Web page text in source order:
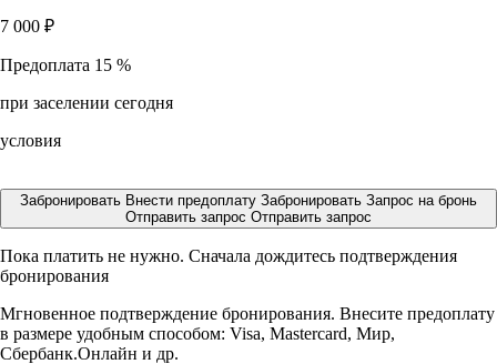
7 000 ₽
Предоплата 15 %
при заселении сегодня
условия
Забронировать Внести предоплату Забронировать Запрос на бронь
Отправить запрос Отправить запрос
Пока платить не нужно. Сначала дождитесь подтверждения
бронирования
Мгновенное подтверждение бронирования. Внесите предоплату
в размере удобным способом: Visa, Mastercard, Мир,
Сбербанк.Онлайн и др.